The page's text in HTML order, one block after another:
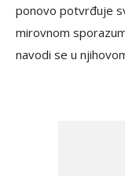
ponovo potvrđuje
mirovnom
navodi se u